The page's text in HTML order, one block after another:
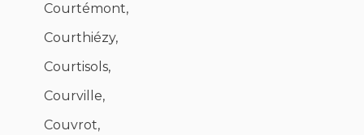
Courtémont,
Courthiézy,
Courtisols,
Courville,
Couvrot,